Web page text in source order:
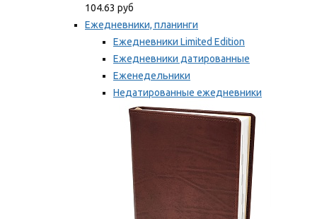
104.63 руб
Ежедневники, планинги
Ежедневники Limited Edition
Ежедневники датированные
Еженедельники
Недатированные ежедневники
Планинги
Мы рекомендуем